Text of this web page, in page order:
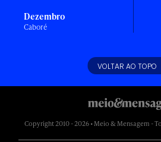
Dezembro
Caboré
VOLTAR AO TOPO
Copyright 2010 - 2026 • Meio & Mensagem -